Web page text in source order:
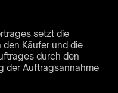
setzt die
Käufer und die
durch den
der Auftragsannahme